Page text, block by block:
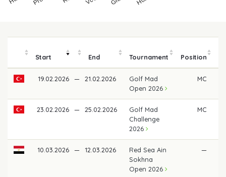
Start End Tournament Position
19.02.2026 — 21.02.2026
Golf Mad
Open 2026
MC
23.02.2026 — 25.02.2026
Golf Mad
Challenge
2026
MC
10.03.2026 — 12.03.2026
Red Sea Ain
Sokhna
Open 2026
—